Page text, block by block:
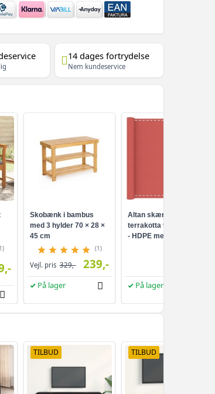
14 dages fortrydelse
Nem kundeservice
Skobænk i bambus
med 3 hylder 70 × 28 ×
45 cm
(1)
Vejl. pris 329,- 239,-
På lager
Altan skærm i
terrakotta 90 × 800 cm
- HDPE med
På lager
TILBUD TILBUD